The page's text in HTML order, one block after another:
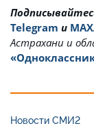
Telegram и MAX
Астрахани и
Новости СМИ2